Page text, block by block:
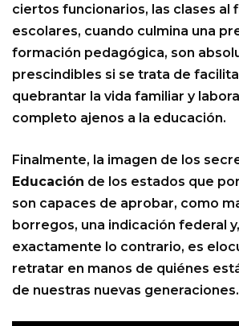
ciertos funcionarios, las clases al
escolares, cuando culmina una
formación pedagógica, son
prescindibles si se trata de
quebrantar la vida familiar y
completo ajenos a la educación.
Finalmente, la imagen de los
Educación de los estados que
son capaces de aprobar, como
borregos, una indicación federal
exactamente lo contrario, es
retratar en manos de quiénes
de nuestras nuevas generaciones.